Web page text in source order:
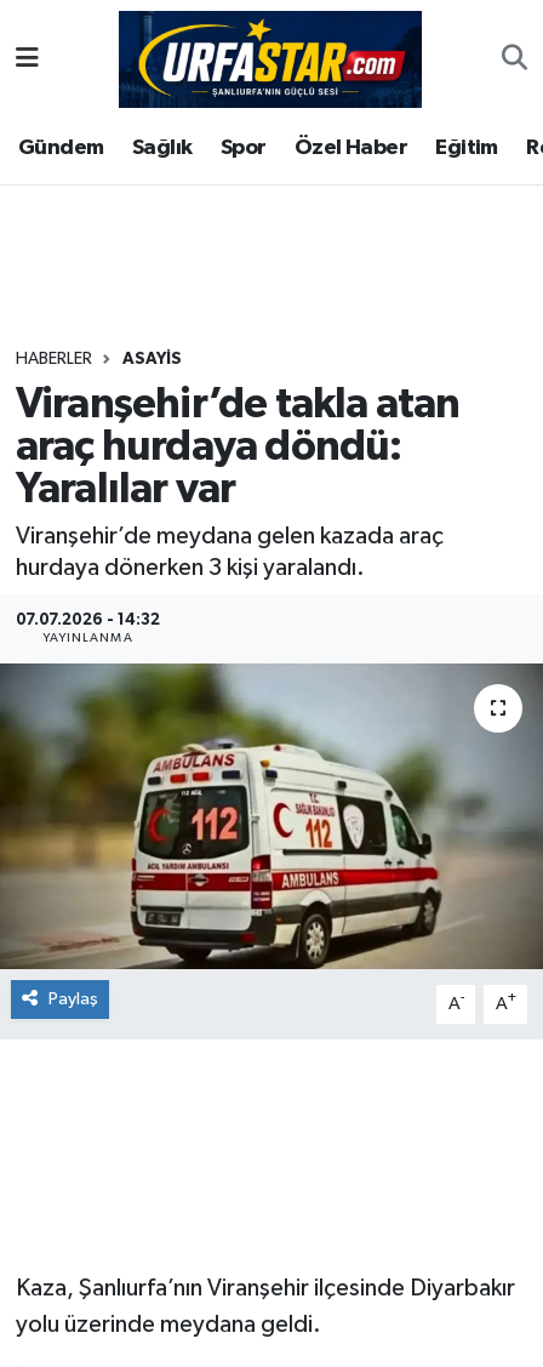
Gündem Sağlık Spor Özel Haber Eğitim
HABERLER ASAYİS
Viranşehir’de takla atan
araç hurdaya döndü:
Yaralılar var
Viranşehir’de meydana gelen kazada araç
hurdaya dönerken 3 kişi yaralandı.
07.07.2026 - 14:32
YAYINLANMA
Paylaş A- A+
Kaza, Şanlıurfa’nın Viranşehir ilçesinde Diyarbakır
yolu üzerinde meydana geldi.
ASAYİS
ÇEVRE
Gündem
Kültür
Magazin
Şanlıurfa Nöbetçi Eczaneler
Şanlıurfa Hava Durumu
Tüm Manşetler
Son Dakika Haberleri
Haber Arşivi